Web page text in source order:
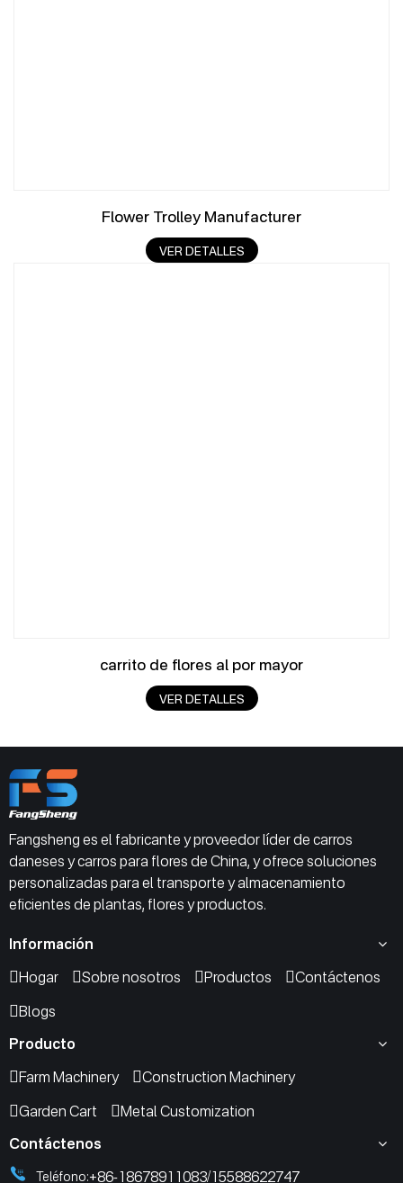
Flower Trolley Manufacturer
VER DETALLES
carrito de flores al por mayor
VER DETALLES
Fangsheng es el fabricante y proveedor líder de carros
daneses y carros para flores de China, y ofrece soluciones
personalizadas para el transporte y almacenamiento
eficientes de plantas, flores y productos.
Información
Hogar
Sobre nosotros Productos
Contáctenos
Blogs
Producto
Farm Machinery
Construction Machinery
Garden Cart
Metal Customization
Contáctenos
Teléfono:+86-18678911083/15588622747